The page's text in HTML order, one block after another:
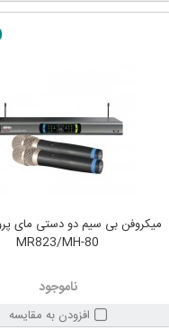
MR823/MH-80
ناموجود
افزودن به مقایسه